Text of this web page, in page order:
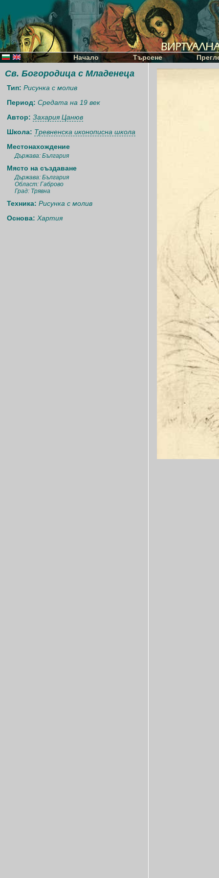
Начало Търсене
Св. Богородица с Младенеца
Тип: Рисунка с молив
Период: Средата на 19 век
Автор: Захария Цанюв
Школа: Тревненска иконописна школа
Местонахождение
Държава: България
Място на създаване
Държава: България
Област: Габрово
Град: Трявна
Техника: Рисунка с молив
Основа: Хартия